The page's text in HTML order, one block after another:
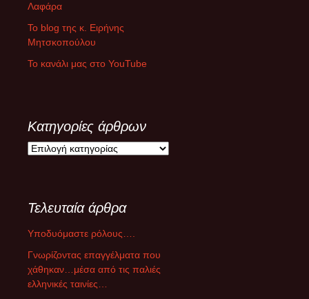
Λαφάρα
Το blog της κ. Ειρήνης
Μητσκοπούλου
Το κανάλι μας στο YouTube
Κατηγορίες άρθρων
Κ
γ
ρ
ί
Τελευταία άρθρα
Υποδυόμαστε ρόλους….
Γνωρίζοντας επαγγέλματα που
χάθηκαν…μέσα από τις παλιές
ελληνικές ταινίες…